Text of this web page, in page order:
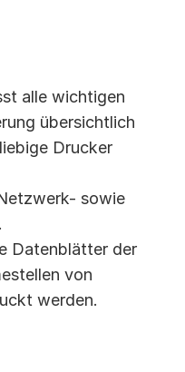
alle wichtigen
übersichtlich
Drucker
sowie
Datenblätter der
von
werden.